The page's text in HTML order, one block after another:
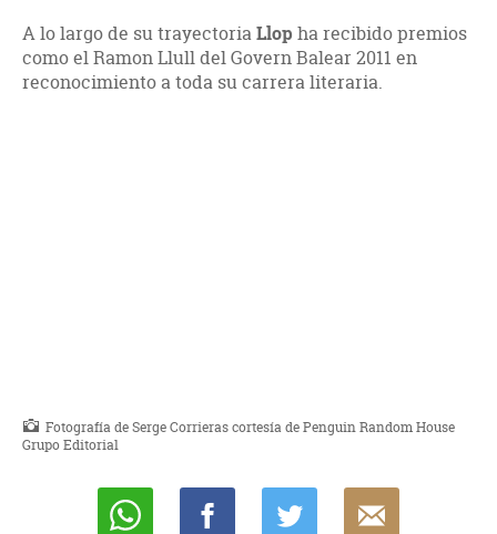
A lo largo de su trayectoriaLlop ha recibido premios
como el Ramon Llull del Govern Balear 2011 en
reconocimiento a toda su carrera literaria.
Fotografía de Serge Corrieras cortesía de Penguin Random House
Grupo Editorial